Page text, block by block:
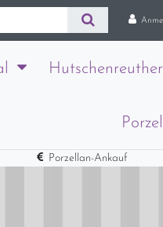
Hutschenreuther
Porzellan-Ankauf